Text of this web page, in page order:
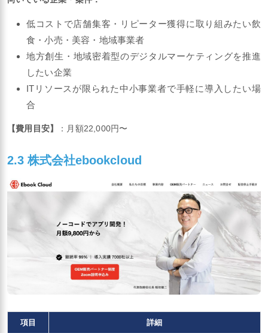
低コストで店舗集客・リピーター獲得に取り組みたい飲
食・小売・美容・地域事業者
地方創生・地域密着型のデジタルマーケティングを推進
したい企業
ITリソースが限られた中小事業者で手軽に導入したい場
合
【費用目安】 ：月額22,000円〜
2.3 株式会社ebookcloud
項目 詳細